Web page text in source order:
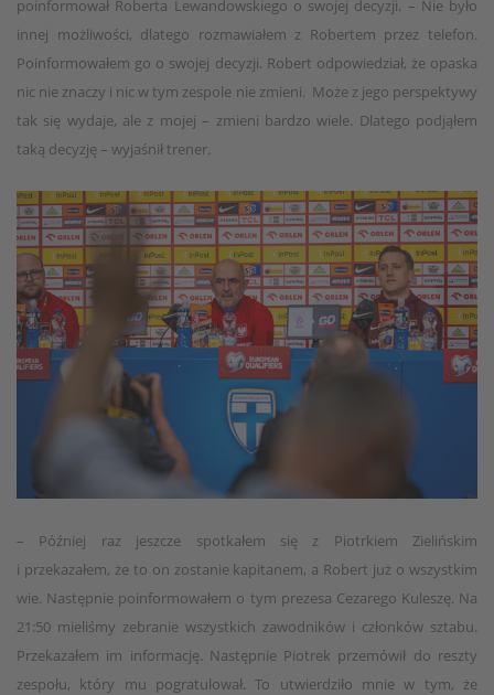
poinformował Roberta Lewandowskiego o swojej decyzji. – Nie było
innej możliwości, dlatego rozmawiałem z Robertem przez telefon.
Poinformowałem go o swojej decyzji. Robert odpowiedział, że opaska
nic nie znaczy i nic w tym zespole nie zmieni. Może z jego perspektywy
tak się wydaje, ale z mojej – zmieni bardzo wiele. Dlatego podjąłem
taką decyzję – wyjaśnił trener.
– Później raz jeszcze spotkałem się z Piotrkiem Zielińskim
i przekazałem, że to on zostanie kapitanem, a Robert już o wszystkim
wie. Następnie poinformowałem o tym prezesa Cezarego Kuleszę. Na
21:50 mieliśmy zebranie wszystkich zawodników i członków sztabu.
Przekazałem im informację. Następnie Piotrek przemówił do reszty
zespołu, który mu pogratulował. To utwierdziło mnie w tym, że